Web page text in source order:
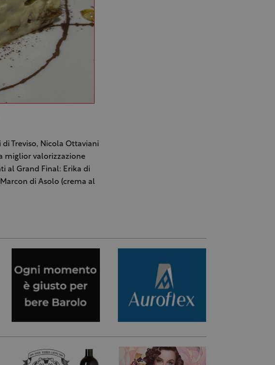
Treviso, Nicola Ottaviani
miglior valorizzazione
al Grand Final: Erika di
di Asolo (crema al